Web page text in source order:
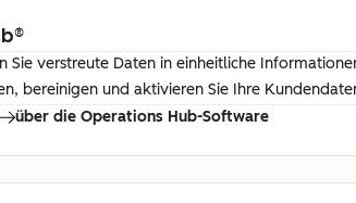
®
Sie verstreute Daten in einheitliche
bereinigen und aktivieren Sie Ihre
über die Operations Hub-Software